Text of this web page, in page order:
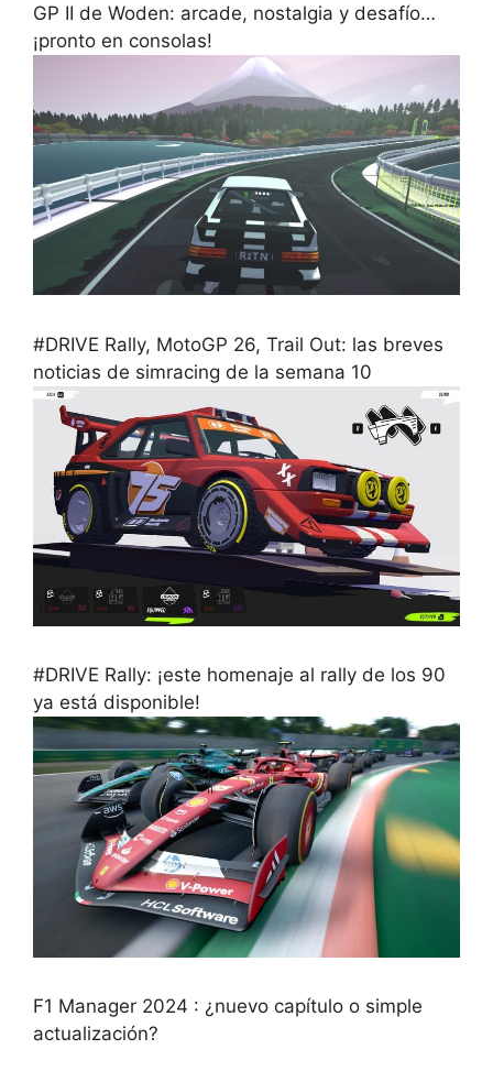
GP II de Woden: arcade, nostalgia y desafío…
¡pronto en consolas!
#DRIVE Rally, MotoGP 26, Trail Out: las breves
noticias de simracing de la semana 10
#DRIVE Rally: ¡este homenaje al rally de los 90
ya está disponible!
F1 Manager 2024 : ¿nuevo capítulo o simple
actualización?